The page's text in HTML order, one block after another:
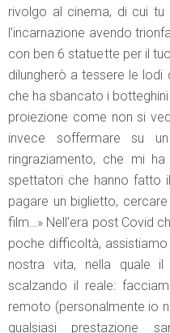
rivolgo al cinema, di cui
l’incarnazione avendo
con ben 6 statuette per il
dilungherò a tessere le
che ha sbancato i
proiezione come non si
invece soffermare su
ringraziamento, che mi
spettatori che hanno fatto
pagare un biglietto,
film…» Nell’era post Covid
poche difficoltà,
nostra vita, nella quale il
scalzando il reale:
remoto (personalmente io
qualsiasi prestazione